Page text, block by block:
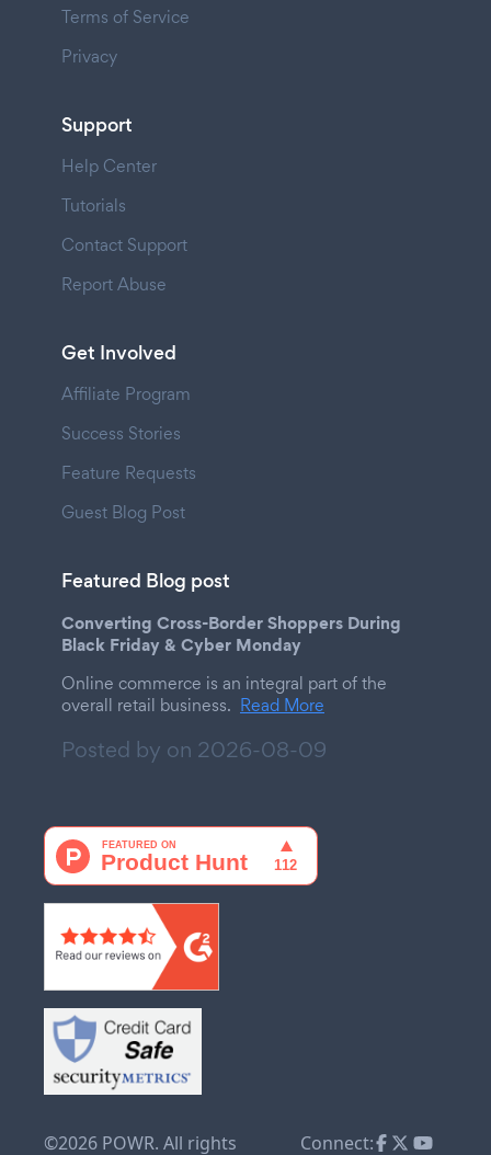
Terms of Service
Privacy
Support
Help Center
Tutorials
Contact Support
Report Abuse
Get Involved
Affiliate Program
Success Stories
Feature Requests
Guest Blog Post
Featured Blog post
Converting Cross-Border Shoppers During
Black Friday & Cyber Monday
Online commerce is an integral part of the
overall retail business. Read More
Posted by on 2026-08-09
©2026 POWR. All rights Connect: